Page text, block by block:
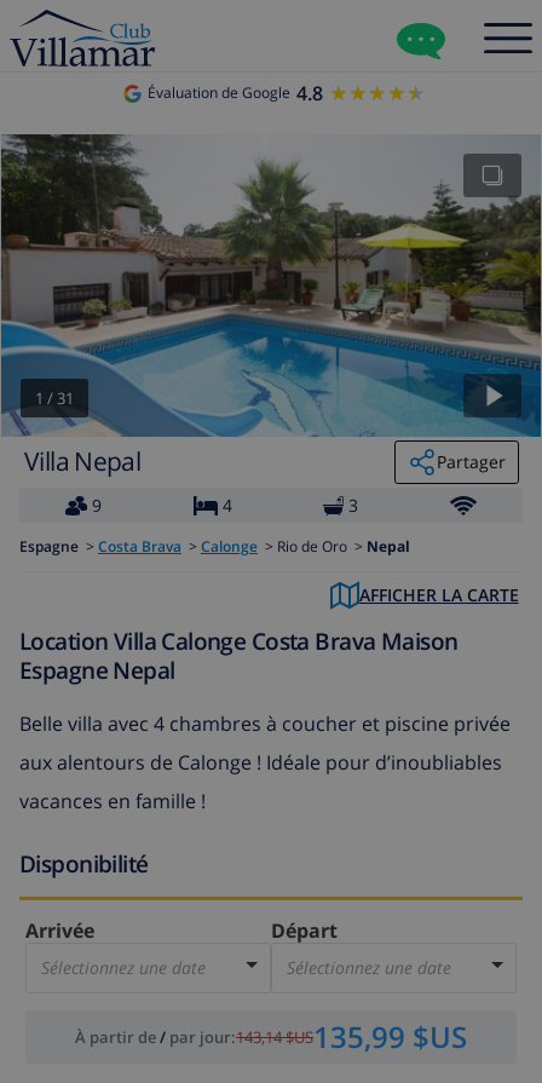
Évaluation de Google 4.8 ★★★★★
★★★★★
1 /31
Villa Nepal
Partager
9
4 3
Espagne > Costa Brava > Calonge > Rio de Oro > Nepal
AFFICHER LA CARTE
Location Villa Calonge Costa Brava Maison
Espagne Nepal
Belle villa avec 4 chambres à coucher et piscine privée
aux alentours de Calonge ! Idéale pour d’inoubliables
vacances en famille !
Disponibilité
Arrivée
Sélectionnez une date
Départ
Sélectionnez une date
À partir de/ par jour:143,14 $US135,99 $US